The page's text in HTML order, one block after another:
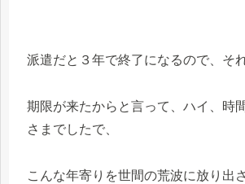
派遣だと３年で終了になるので、そ
期限が来たからと言って、ハイ、時
さまでしたで、
こんな年寄りを世間の荒波に放り出